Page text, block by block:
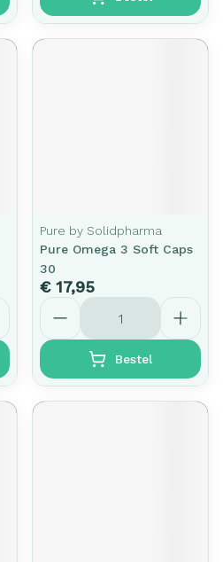
Pure by Solidpharma
Pure Omega 3 Soft Caps
30
€ 17,95
Aantal
Bestel